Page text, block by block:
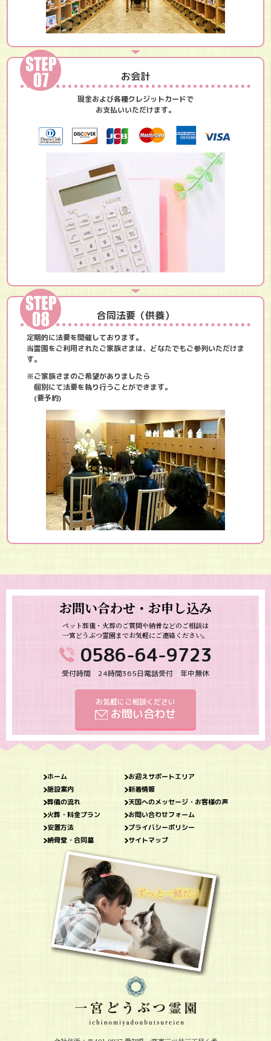
お会計
現金および各種クレジットカードで
お支払いいただけます。
合同法要（供養）
定期的に法要を開催しております。
当霊園をご利用されたご家族さまは、どなたでもご参列いただけま
す。
※ご家族さまのご希望がありましたら
個別にて法要を執り行うことができます。
(要予約)
お問い合わせ・お申し込み
ペット葬儀・火葬のご質問や納骨などのご相談は
一宮どうぶつ霊園までお気軽にご連絡ください。
0586-64-9723
受付時間 24時間365日電話受付 年中無休
お気軽にご相談ください
お問い合わせ
ホーム
施設案内
葬儀の流れ
火葬・料金プラン
安置方法
納骨堂・合同墓
お迎えサポートエリア
新着情報
天国へのメッセージ・お客様の声
お問い合わせフォーム
プライバシーポリシー
サイトマップ